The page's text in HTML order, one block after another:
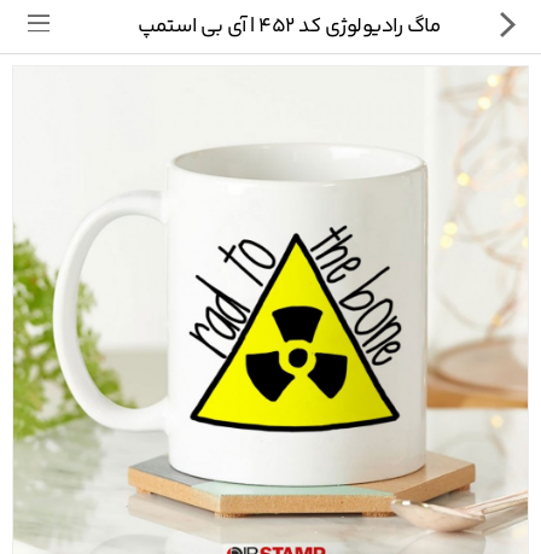
ماگ رادیولوژی کد 452 | آی بی استمپ
تی شرت
ماگ
پیکسل
سایر محصولات
پیج ما در اینستاگرام سوالات متداول